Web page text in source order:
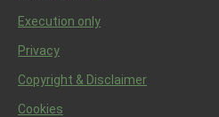
Execution only
Privacy
Copyright & Disclaimer
Cookies